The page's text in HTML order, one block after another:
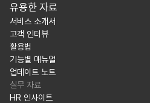
유용한 자료
서비스 소개서
고객 인터뷰
활용법
기능별 매뉴얼
업데이트 노트
실무 자료
HR 인사이트